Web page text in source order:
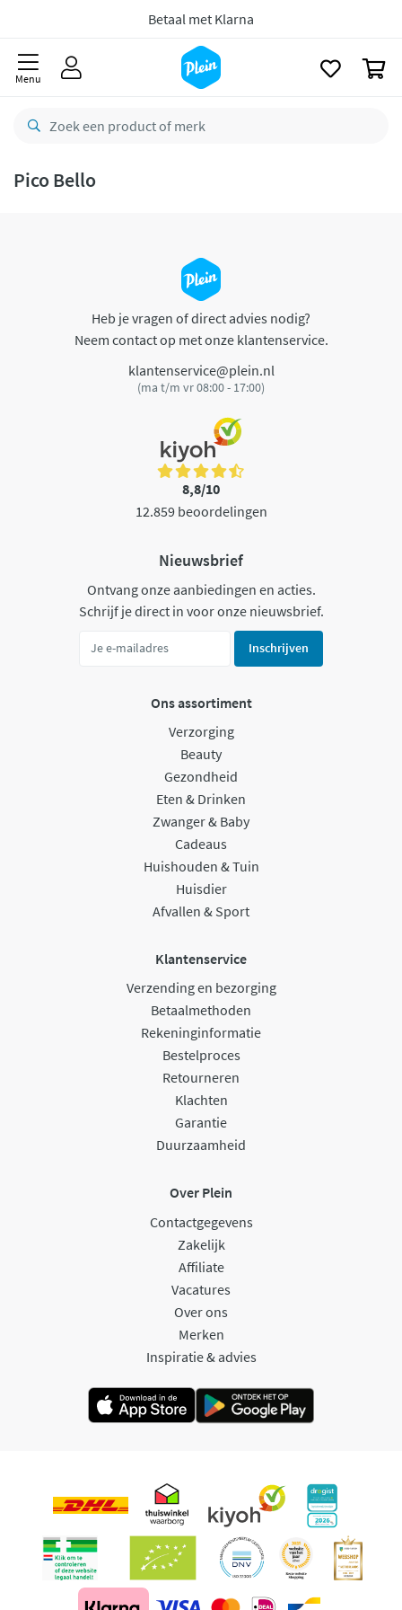
Betaal met Klarna
Menu
Pico Bello
Heb je vragen of direct advies nodig?
Neem contact op met onze klantenservice.
klantenservice@plein.nl
(ma t/m vr 08:00 - 17:00)
8,8/10
12.859 beoordelingen
Nieuwsbrief
Ontvang onze aanbiedingen en acties.
Schrijf je direct in voor onze nieuwsbrief.
Inschrijven
Ons assortiment
Verzorging
Beauty
Gezondheid
Eten & Drinken
Zwanger & Baby
Cadeaus
Huishouden & Tuin
Huisdier
Afvallen & Sport
Klantenservice
Verzending en bezorging
Betaalmethoden
Rekeninginformatie
Bestelproces
Retourneren
Klachten
Garantie
Duurzaamheid
Over Plein
Contactgegevens
Zakelijk
Affiliate
Vacatures
Over ons
Merken
Inspiratie & advies